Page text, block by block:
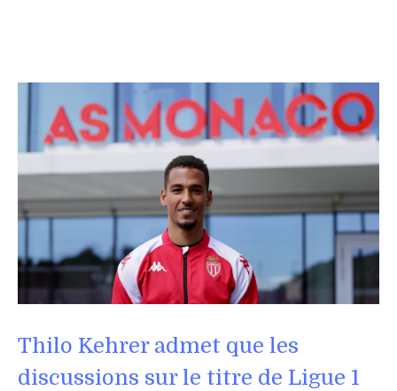
Thilo Kehrer admet que les
discussions sur le titre de Ligue 1